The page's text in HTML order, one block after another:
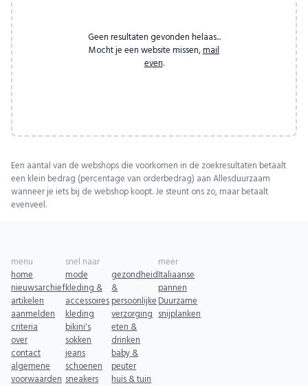
Geen resultaten gevonden helaas...
Mocht je een website missen, mail
even.
Een aantal van de webshops die voorkomen in de zoekresultaten betaalt
een klein bedrag (percentage van orderbedrag) aan Allesduurzaam
wanneer je iets bij de webshop koopt. Je steunt ons zo, maar betaalt
evenveel.
menu
home
nieuwsarchief
artikelen
aanmelden
criteria
over
contact
algemene
voorwaarden
snel naar
mode
kleding &
accessoires
kleding
bikini's
sokken
jeans
schoenen
sneakers
gezondheid
&
persoonlijke
verzorging
eten &
drinken
baby &
peuter
huis & tuin
meer
Italiaanse
pannen
Duurzame
snijplanken